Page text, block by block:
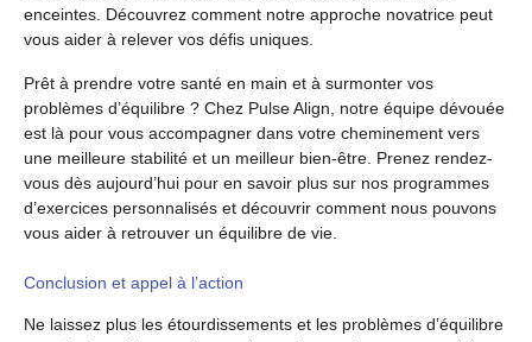
enceintes. Découvrez comment notre approche novatrice peut
vous aider à relever vos défis uniques.
Prêt à prendre votre santé en main et à surmonter vos
problèmes d’équilibre ? Chez Pulse Align, notre équipe dévouée
est là pour vous accompagner dans votre cheminement vers
une meilleure stabilité et un meilleur bien-être. Prenez rendez-
vous dès aujourd’hui pour en savoir plus sur nos programmes
d’exercices personnalisés et découvrir comment nous pouvons
vous aider à retrouver un équilibre de vie.
Conclusion et appel à l’action
Ne laissez plus les étourdissements et les problèmes d’équilibre